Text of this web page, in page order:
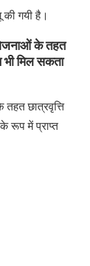
की गयी है।
के तहत
भी मिल सकता
छात्रवृत्ति
रूप में प्राप्त